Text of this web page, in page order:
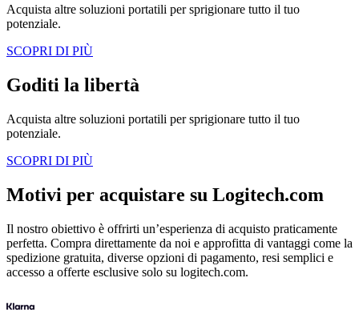
Acquista altre soluzioni portatili per sprigionare tutto il tuo
potenziale.
SCOPRI DI PIÙ
Goditi la libertà
Acquista altre soluzioni portatili per sprigionare tutto il tuo
potenziale.
SCOPRI DI PIÙ
Motivi per acquistare su Logitech.com
Il nostro obiettivo è offrirti un’esperienza di acquisto praticamente
perfetta. Compra direttamente da noi e approfitta di vantaggi come la
spedizione gratuita, diverse opzioni di pagamento, resi semplici e
accesso a offerte esclusive solo su logitech.com.